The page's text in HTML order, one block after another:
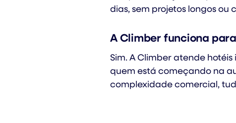
dias, sem projetos longos
A Climber funciona
Sim. A Climber atende
quem está começando na
complexidade comercial,